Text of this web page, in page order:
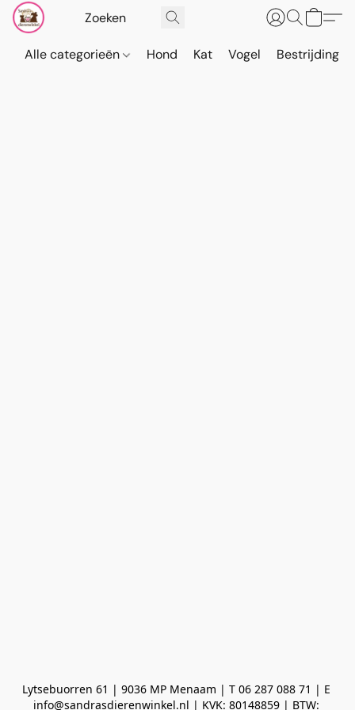
Alle categorieën Hond Kat Vogel Bestrijding
Lytsebuorren 61 | 9036 MP Menaam | T 06 287 088 71 | E
info@sandrasdierenwinkel.nl | KVK: 80148859 | BTW: